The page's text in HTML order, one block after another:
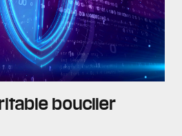
bouclier